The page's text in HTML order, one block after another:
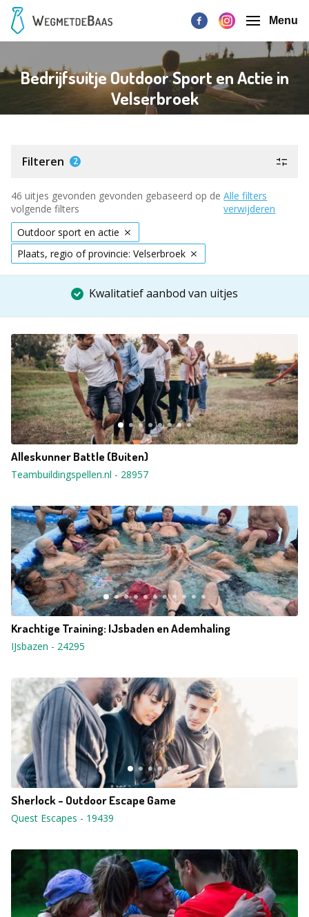
Menu
Bedrijfsuitje Outdoor Sport en Actie in
Velserbroek
Filteren 2
46 uitjes gevonden gevonden gebaseerd op de
volgende filters
Alle filters
verwijderen
Outdoor sport en actie
Plaats, regio of provincie: Velserbroek
Kwalitatief aanbod van uitjes
Alleskunner Battle (Buiten)
Teambuildingspellen.nl - 28957
Krachtige Training: IJsbaden en Ademhaling
IJsbazen - 24295
Sherlock - Outdoor Escape Game
Quest Escapes - 19439